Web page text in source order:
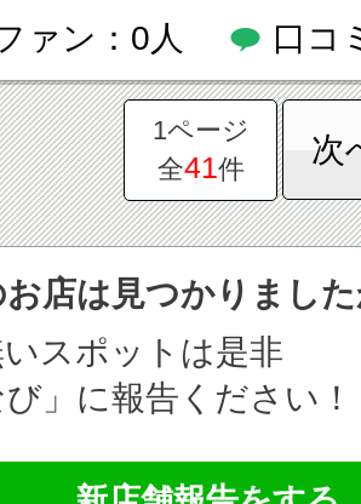
ァン：0人 口コ
1ページ
全41件
次
店は見つかりまし
スポットは是非
び」に報告ください！